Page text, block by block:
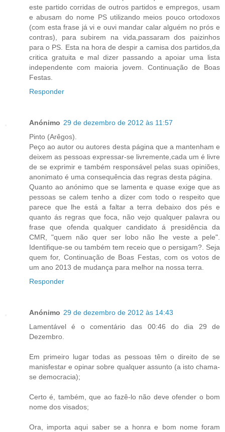
este partido corridas de outros partidos e empregos, usam
e abusam do nome PS utilizando meios pouco ortodoxos
(com esta frase já vi e ouvi mandar calar alguém no prós e
contras), para subirem na vida,passaram dos paizinhos
para o PS. Esta na hora de despir a camisa dos partidos,da
critica gratuita e mal dizer passando a apoiar uma lista
independente com maioria jovem. Continuação de Boas
Festas.
Responder
Anónimo 29 de dezembro de 2012 às 11:57
Pinto (Arêgos).
Peço ao autor ou autores desta página que a mantenham e
deixem as pessoas expressar-se livremente,cada um é livre
de se exprimir e também responsável pelas suas opiniões,
anonimato é uma consequência das regras desta página.
Quanto ao anónimo que se lamenta e quase exige que as
pessoas se calem tenho a dizer com todo o respeito que
parece que lhe está a faltar a terra debaixo dos pés e
quanto ás regras que foca, não vejo qualquer palavra ou
frase que ofenda qualquer candidato á presidência da
CMR, "quem não quer ser lobo não lhe veste a pele".
Identifique-se ou também tem receio que o persigam?. Seja
quem for, Continuação de Boas Festas, com os votos de
um ano 2013 de mudança para melhor na nossa terra.
Responder
Anónimo 29 de dezembro de 2012 às 14:43
Lamentável é o comentário das 00:46 do dia 29 de
Dezembro.
Em primeiro lugar todas as pessoas têm o direito de se
manisfestar e opinar sobre qualquer assunto (a isto chama-
se democracia);
Certo é, também, que ao fazê-lo não deve ofender o bom
nome dos visados;
Ora, importa aqui saber se a honra e bom nome foram